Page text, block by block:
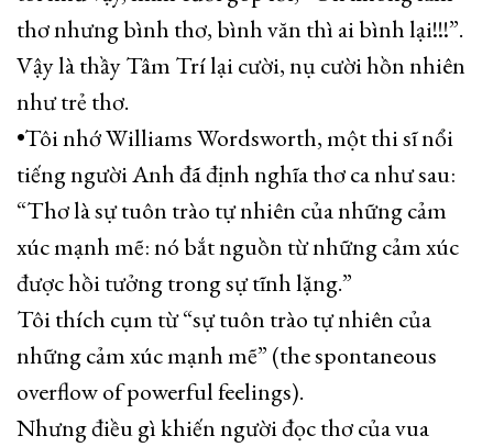
thơ nhưng bình thơ, bình văn thì ai bình lại!!!”.
Vậy là thầy Tâm Trí lại cười, nụ cười hồn nhiên
như trẻ thơ.
•Tôi nhớ Williams Wordsworth, một thi sĩ nổi
tiếng người Anh đã định nghĩa thơ ca như sau:
“Thơ là sự tuôn trào tự nhiên của những cảm
xúc mạnh mẽ: nó bắt nguồn từ những cảm xúc
được hồi tưởng trong sự tĩnh lặng.”
Tôi thích cụm từ “sự tuôn trào tự nhiên của
những cảm xúc mạnh mẽ” (the spontaneous
overflow of powerful feelings).
Nhưng điều gì khiến người đọc thơ của vua